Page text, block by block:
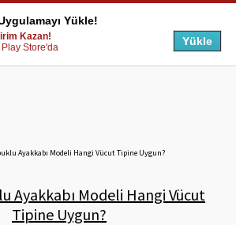
Ayakkabı Modeli Hangi Vücut Tipine Uygun?
Ayakkabı Modeli Hangi Vücut
Tipine Uygun?
Yükle!
Kazan!
Store'da
Yükle